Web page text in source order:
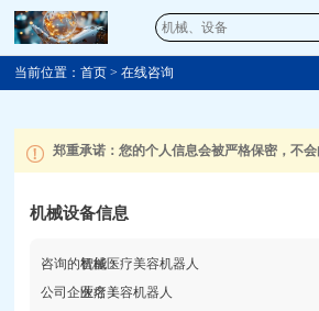
当前位置：首页 >在线咨询
 郑重承诺：您的个人信息会被严格保密，不
机械设备信息
咨询的机械：智能医疗美容机器人
公司企业名：医疗美容机器人